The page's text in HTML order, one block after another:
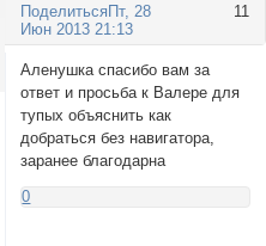
Поделиться 11
Пт, 28
Июн 2013 21:13
Аленушка спасибо вам за
ответ и просьба к Валере для
тупых объяснить как
добраться без навигатора,
заранее благодарна
0